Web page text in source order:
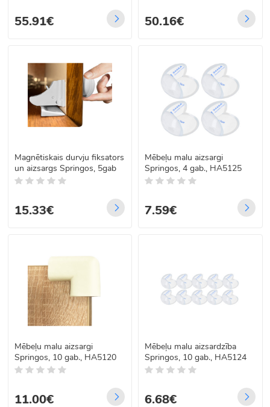
55.91€ 50.16€
Magnētiskais durvju fiksators
un aizsargs Springos, 5gab
15.33€
Mēbeļu malu aizsargi
Springos, 4 gab., HA5125
7.59€
Mēbeļu malu aizsargi
Springos, 10 gab., HA5120
11.00€
Mēbeļu malu aizsardzība
Springos, 10 gab., HA5124
6.68€